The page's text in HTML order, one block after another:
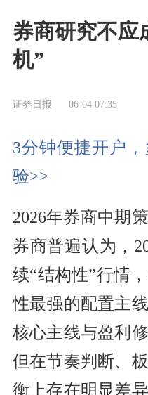
券商研究不应
机”
证券日报 06-04 07:35
3分钟便捷开户
验>>
2026年券商中期
券商普遍认为，
续“结构性”行情
性最强的配置主
核心主线与盈利
但在节奏判断、
衡上存在明显差